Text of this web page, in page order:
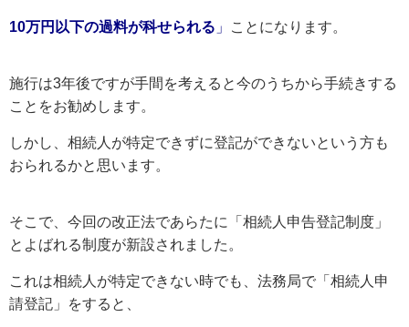
10万円以下の過料が科せられる 」 ことになります。
施行は3年後ですが手間を考えると今のうちから手続きする
ことをお勧めします。
しかし、相続人が特定できずに登記ができないという方も
おられるかと思います。
そこで、今回の改正法であらたに「相続人申告登記制度」
とよばれる制度が新設されました。
これは相続人が特定できない時でも、法務局で「相続人申
請登記」をすると、